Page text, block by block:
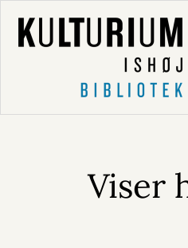
hovedindhold
Viser